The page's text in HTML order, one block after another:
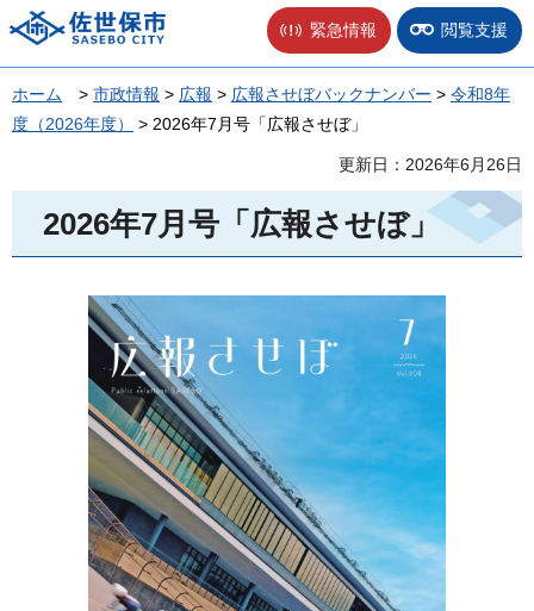
佐世保市 緊急情報 閲覧支援
ホーム > 市政情報 > 広報 > 広報させぼバックナンバー > 令和8年
度（2026年度）
> 2026年7月号「広報させぼ」
更新日：2026年6月26日
2026年7月号「広報させぼ」